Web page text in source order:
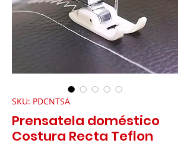
SKU: PDCNTSA
Prensatela doméstico
Costura Recta Teflon